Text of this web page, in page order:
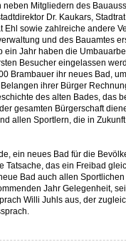
neben Mitgliedern des
Dr. Kaukars,
Ehl sowie zahlreiche andere
und des Bauamtes
ein Jahr haben die
Besucher eingelassen
Brambauer ihr neues Bad,
ihrer Bürger
des alten Bades, das
gesamten Bürgerschaft
allen Sportlern, die in
ein neues Bad für die
Tatsache, das ein Freibad
Bad auch allen Sportlichen
Jahr Gelegenheit,
Willi Juhls aus, der